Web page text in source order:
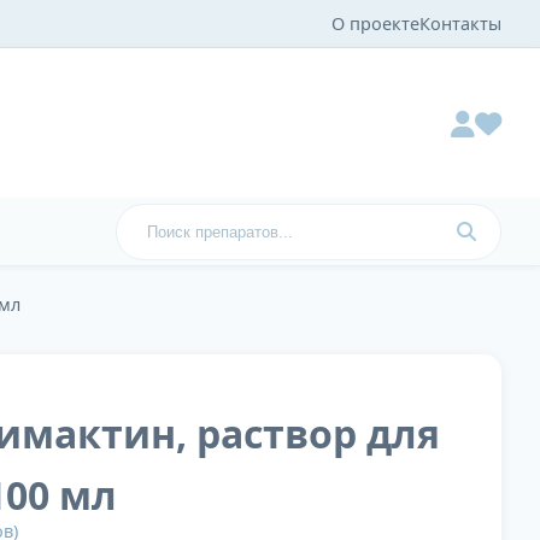
О проектеКонтакты
раствор для
мл